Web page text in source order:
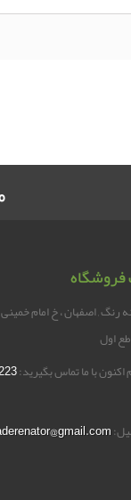
فروشگاه
رنگ , اصفهان ، خ امام
اول
با ما تماس بگیرید: